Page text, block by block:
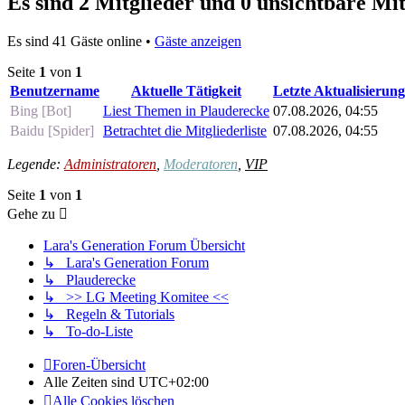
Es sind 41 Gäste online • Gäste anzeigen
Seite 1 von 1
Benutzername
Aktuelle Tätigkeit
Letzte Aktualisierung
Bing [Bot]
Liest Themen in Plauderecke 07.08.2026, 04:55
Baidu [Spider]
Betrachtet die Mitgliederliste 07.08.2026, 04:55
Legende: Administratoren Moderatoren VIP
Seite 1 von 1
Gehe zu
Lara's Generation Forum Übersicht
↳ Lara's Generation Forum
↳ Plauderecke
↳ >> LG Meeting Komitee <<
↳ Regeln & Tutorials
↳ To-do-Liste
Foren-Übersicht
Alle Zeiten sind UTC+02:00
Alle Cookies löschen